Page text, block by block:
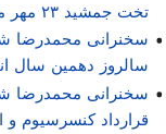
تخت جمشید ۲۳ مهر ماه ۱۳۵۰
سخنرانی محمدرضا
سالروز دهمین سال انقلاب
سخنرانی محمدرضا